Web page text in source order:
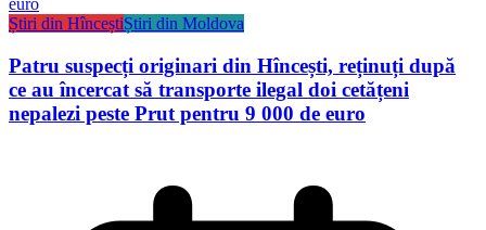
Știri din HînceștiȘtiri din Moldova
Patru suspecți originari din Hîncești, reținuți după
ce au încercat să transporte ilegal doi cetățeni
nepalezi peste Prut pentru 9 000 de euro